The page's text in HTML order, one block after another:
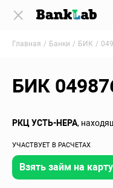
Главная Банки БИК
БИК
РКЦ УСТЬ-НЕРА,
УЧАСТВУЕТ В РАСЧЕТАХ
Взять займ на